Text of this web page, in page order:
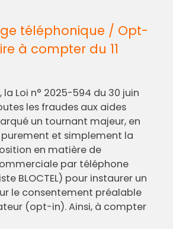
téléphonique / Opt-
à compter du 11
Loi n° 2025-594 du 30 juin
les fraudes aux aides
un tournant majeur, en
et simplement la
en matière de
par téléphone
BLOCTEL) pour instaurer un
le consentement préalable
(opt-in). Ainsi, à compter